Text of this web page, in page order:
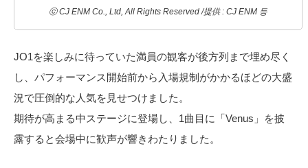
ⓒ CJ ENM Co., Ltd, All Rights Reserved /提供 : CJ ENM 등
JO1を楽しみに待っていた満員の観客が後方列まで埋め尽く
し、パフォーマンス開始前から入場規制がかかるほどの大盛
況で圧倒的な人気を見せつけました。
期待が高まる中ステージに登場し、1曲目に「Venus」を披
露すると会場中に歓声が響きわたりました。